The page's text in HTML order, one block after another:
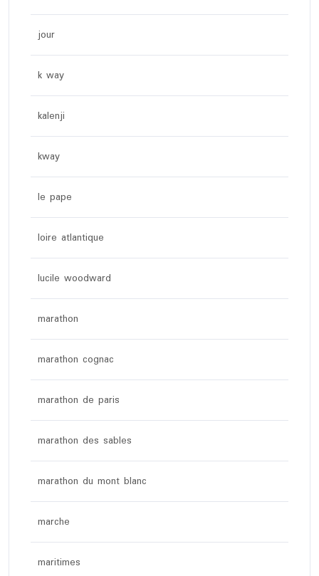
jour
k way
kalenji
kway
le pape
loire atlantique
lucile woodward
marathon
marathon cognac
marathon de paris
marathon des sables
marathon du mont blanc
marche
maritimes